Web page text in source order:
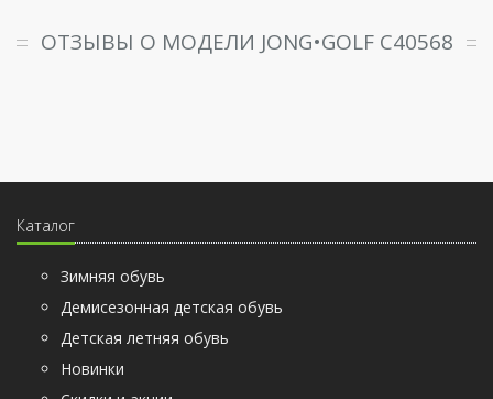
ОТЗЫВЫ О МОДЕЛИ JONG•GOLF C40568
Каталог
Зимняя обувь
Демисезонная детская обувь
Детская летняя обувь
Новинки